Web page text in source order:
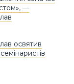
—
освятив